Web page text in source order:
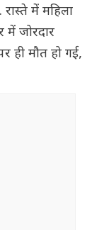
में महिला
में जोरदार
ही मौत हो गई,